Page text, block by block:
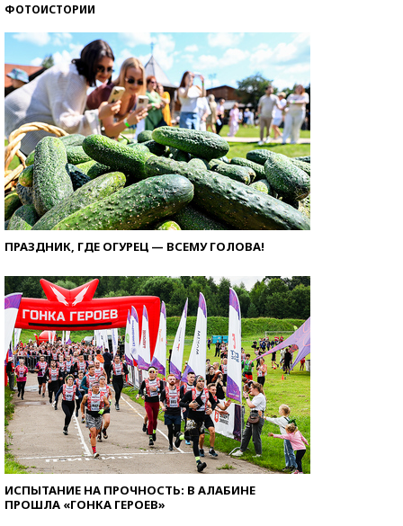
ФОТОИСТОРИИ
ПРАЗДНИК, ГДЕ ОГУРЕЦ — ВСЕМУ ГОЛОВА!
ИСПЫТАНИЕ НА ПРОЧНОСТЬ: В АЛАБИНЕ
ПРОШЛА «ГОНКА ГЕРОЕВ»